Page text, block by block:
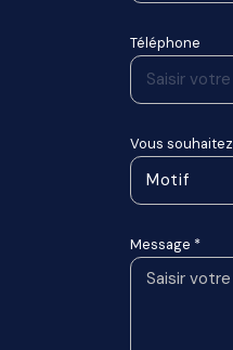
Téléphone
Vous souhaitez
Motif
Message *